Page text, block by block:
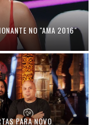
NO "AMA 2016"
PARA NOVO